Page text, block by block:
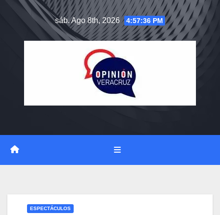
sáb. Ago 8th, 2026 4:57:37 PM
ESPECTÁCULOS